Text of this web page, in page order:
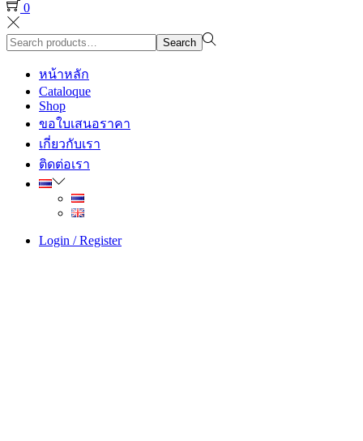
0
Search
for:>
Search
หน้าหลัก
Cataloque
Shop
ขอใบเสนอราคา
เกี่ยวกับเรา
ติดต่อเรา
Login / Register